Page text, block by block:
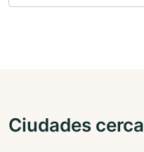
Ciudades